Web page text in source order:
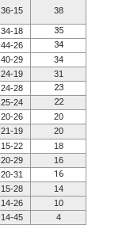
36-15 38
34-18 35
44-26 34
40-29
34
24-19
31
24-28 23
25-24 22
20-26
20
21-19
20
15-22
18
20-29
16
20-31 16
15-28
14
14-26
10
14-45 4